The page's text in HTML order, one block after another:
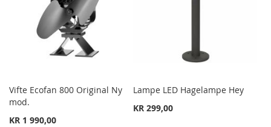
Vifte Ecofan 800 Original Ny
mod.
KR 1 990,00
Lampe LED Hagelampe Hey
KR 299,00